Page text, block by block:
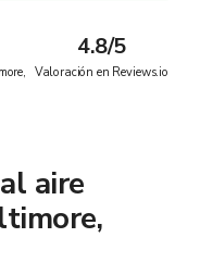
4.8/5
Valoración en Reviews.io
aire